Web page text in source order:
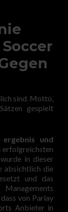
sind. Motto,
gespielt
und
erfolgreichsten
in dieser
absichtlich die
und das
von Parlay
Anbieter in